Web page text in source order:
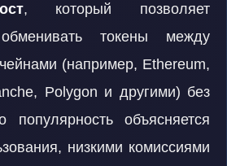
, который позволяет
обменивать токены между
(например, Ethereum,
Polygon и другими) без
популярность объясняется
низкими комиссиями